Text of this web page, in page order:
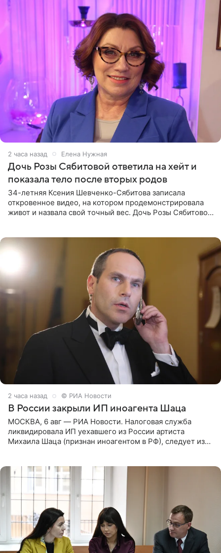
2 часа назад Елена Нужная
Дочь Розы Сябитовой ответила на хейт и
показала тело после вторых родов
34-летняя Ксения Шевченко-Сябитова записала
откровенное видео, на котором продемонстрировала
живот и назвала свой точный вес. Дочь Розы Сябитовой
2 часа назад © РИА Новости
В России закрыли ИП иноагента Шаца
МОСКВА, 6 авг — РИА Новости. Налоговая служба
ликвидировала ИП уехавшего из России артиста
Михаила Шаца (признан иноагентом в РФ), следует из